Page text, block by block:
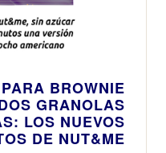
BROWNIE
GRANOLAS
LOS NUEVOS
DE NUT&ME